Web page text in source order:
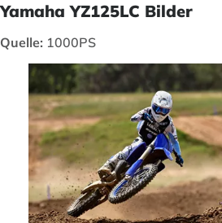
Yamaha YZ125LC Bilder
Quelle: 1000PS